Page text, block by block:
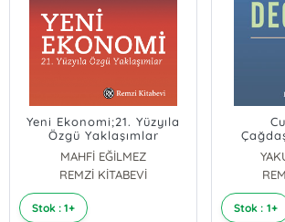
Yeni Ekonomi;21. Yüzyıla
Özgü Yaklaşımlar
MAHFİ EĞİLMEZ
REMZİ KİTABEVİ
Stok : 1+ Stok : 1+